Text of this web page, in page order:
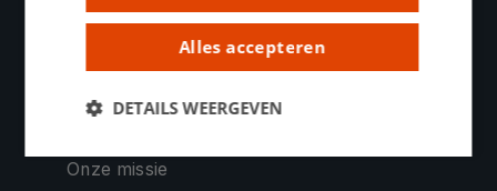
OVER DE BANIER
Contacteer ons
Onze missie
Alles accepteren
DETAILS WEERGEVEN